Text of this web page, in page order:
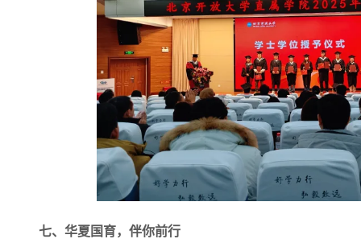
七、华夏国育，伴你前行